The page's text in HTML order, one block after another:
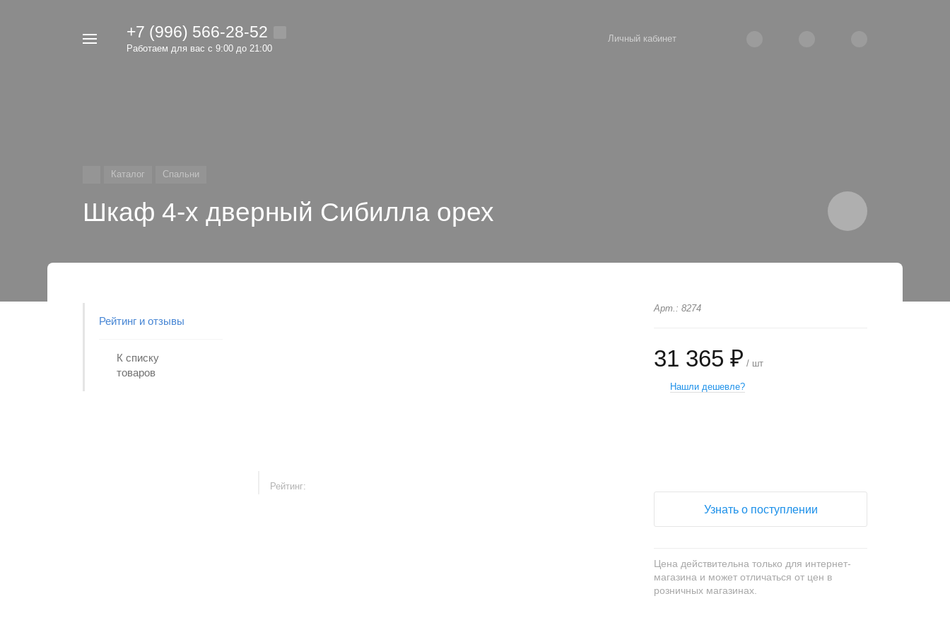
+7 (996) 566-28-52
Работаем для вас с 9:00 до 21:00
Личный кабинет
Каталог Спальни
Шкаф 4-х дверный Сибилла орех
Рейтинг и отзывы
К списку
товаров
Рейтинг:
Арт.: 8274
31 365 ₽ / шт
Нашли дешевле?
Узнать о поступлении
Цена действительна только для интернет-
магазина и может отличаться от цен в
розничных магазинах.